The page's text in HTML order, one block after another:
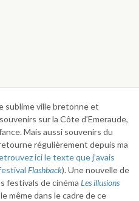
sublime ville bretonne et
sur la Côte d’Emeraude,
Mais aussi souvenirs du
régulièrement depuis ma
ici le texte que j’avais
Flashback). Une nouvelle de
festivals de cinémaLes illusions
même dans le cadre de ce